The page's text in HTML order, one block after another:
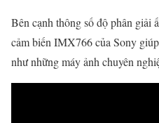
Bên cạnh thông số độ phân giải
cảm biến IMX766 của Sony
như những máy ảnh chuyên